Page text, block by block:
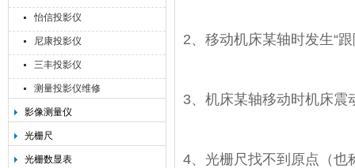
怡信投影仪
尼康投影仪
三丰投影仪
测量投影仪维修
影像测量仪
光栅尺
光栅数显表
2、移动机床某轴时发生“
3、机床某轴移动时机床震
4、光栅尺找不到原点（也